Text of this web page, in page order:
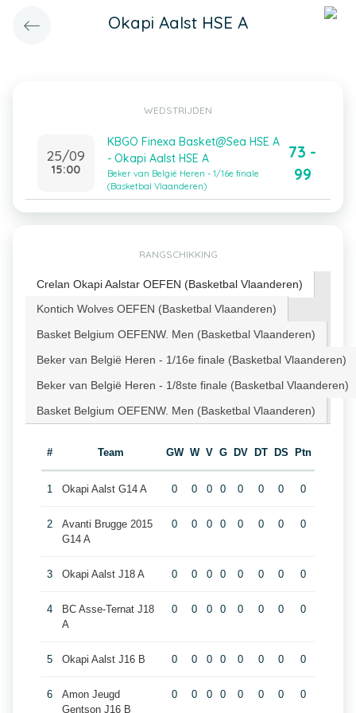
Okapi Aalst HSE A
WEDSTRIJDEN
25/09
15:00
KBGO Finexa Basket@Sea HSE A
- Okapi Aalst HSE A
Beker van België Heren - 1/16e finale
(Basketbal Vlaanderen)
73 -
99
RANGSCHIKKING
Crelan Okapi Aalstar OEFEN (Basketbal Vlaanderen)
Kontich Wolves OEFEN (Basketbal Vlaanderen)
Basket Belgium OEFENW. Men (Basketbal Vlaanderen)
Beker van België Heren - 1/16e finale (Basketbal Vlaanderen)
Beker van België Heren - 1/8ste finale (Basketbal Vlaanderen)
Basket Belgium OEFENW. Men (Basketbal Vlaanderen)
# Team GW W V G DV DT DS Ptn
1 Okapi Aalst G14 A 0 0 0 0 0 0 0 0
2
Avanti Brugge 2015
G14 A
0 0 0 0 0 0 0 0
3 Okapi Aalst J18 A 0 0 0 0 0 0 0 0
4
BC Asse-Ternat J18
A
0 0 0 0 0 0 0 0
5 Okapi Aalst J16 B 0 0 0 0 0 0 0 0
6
Amon Jeugd
Gentson J16 B
0 0 0 0 0 0 0 0